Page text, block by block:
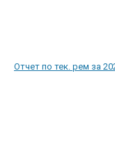
Отчет по тек. рем за